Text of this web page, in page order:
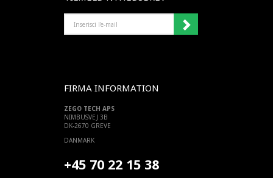
MAIL
FIRMA INFORMATION
ZEGO TECH APS
NIMBUSVEJ 3B
DK-2670 GREVE
DANMARK
+45 70 22 15 38